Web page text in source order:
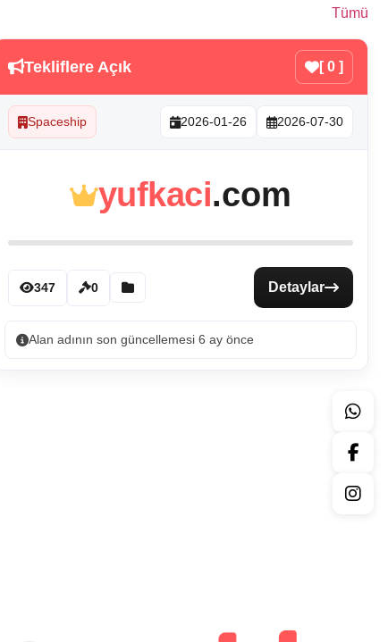
Tümü
Tekliflere Açık [ 0 ]
Spaceship 2026-01-26 2026-07-30
yufkaci.com
347 0 Detaylar
Alan adının son güncellemesi 6 ay önce